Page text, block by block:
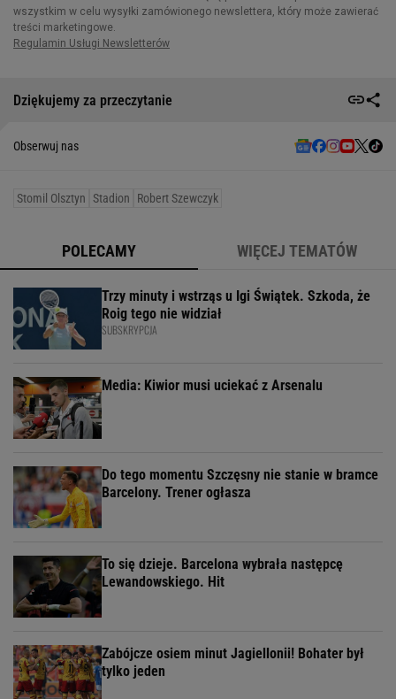
Dziękujemy za przeczytanie
Obserwuj nas
Stomil Olsztyn Stadion Robert Szewczyk
POLECAMY WIĘCEJ TEMATÓW
Trzy minuty i wstrząs u Igi Świątek. Szkoda, że
Roig tego nie widział
SUBSKRYPCJA
Media: Kiwior musi uciekać z Arsenalu
Do tego momentu Szczęsny nie stanie w bramce
Barcelony. Trener ogłasza
To się dzieje. Barcelona wybrała następcę
Lewandowskiego. Hit
Zabójcze osiem minut Jagiellonii! Bohater był
tylko jeden